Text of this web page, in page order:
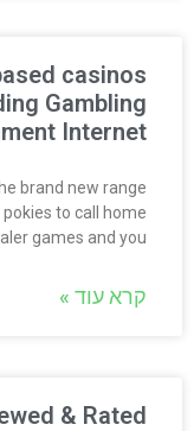
casinos
Gambling
Internet
brand new range
to call home
games and you
קרא עוד »
& Rated